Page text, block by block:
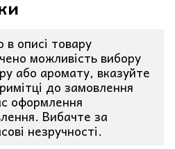
в описі товару
можливість вибору
або аромату, вказуйте
до замовлення
оформлення
Вибачте за
незручності.